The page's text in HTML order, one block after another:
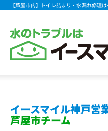
【芦屋市内】トイレ詰まり・水漏れ修理
イースマイル神戸営
芦屋市チーム